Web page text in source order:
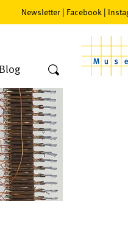
Newsletter | Facebook |
Blog